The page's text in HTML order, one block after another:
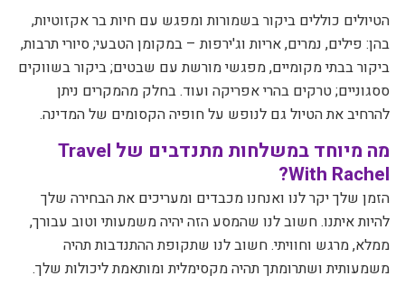
הטיולים כוללים ביקור בשמורות ומפגש עם חיות בר אקזוטיות,
בהן: פילים, נמרים, אריות וג'ירפות – במקומן הטבעי; סיורי תרבות,
ביקור בבתי מקומיים, מפגשי מורשת עם שבטים; ביקור בשווקים
ססגוניים; טרקים בהרי אפריקה ועוד. בחלק מהמקרים ניתן
להרחיב את הטיול גם לנופש על חופיה הקסומים של המדינה.
מה מיוחד במשלחות מתנדבים של Travel
With Rachel?
הזמן שלך יקר לנו ואנחנו מכבדים ומעריכים את הבחירה שלך
להיות איתנו. חשוב לנו שהמסע הזה יהיה משמעותי וטוב עבורך,
ממלא, מרגש וחוויתי. חשוב לנו שתקופת ההתנדבות תהיה
משמעותית ושתרומתך תהיה מקסימלית ומותאמת ליכולות שלך.